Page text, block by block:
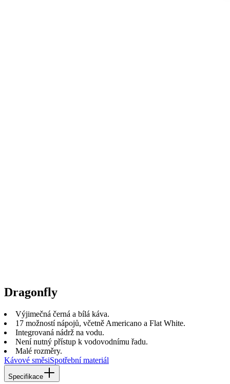
Dragonfly
Výjimečná černá a bílá káva.
17 možností nápojů, včetně Americano a Flat White.
Integrovaná nádrž na vodu.
Není nutný přístup k vodovodnímu řadu.
Malé rozměry.
Kávové směsiSpotřební materiál
Specifikace